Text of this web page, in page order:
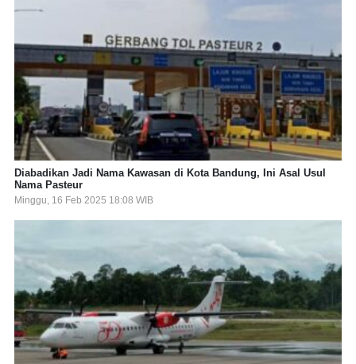
Diabadikan Jadi Nama Kawasan di Kota Bandung, Ini Asal Usul
Nama Pasteur
Minggu, 16 Feb 2025 18:08 WIB